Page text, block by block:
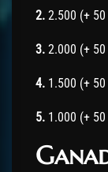
2. 2.500 (+
3. 2.000 (+
4. 1.500 (+
5. 1.000 (+